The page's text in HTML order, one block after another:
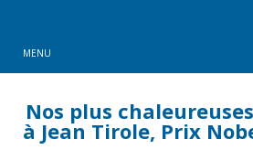
MENU
Nos plus
à Jean Tirole, Prix